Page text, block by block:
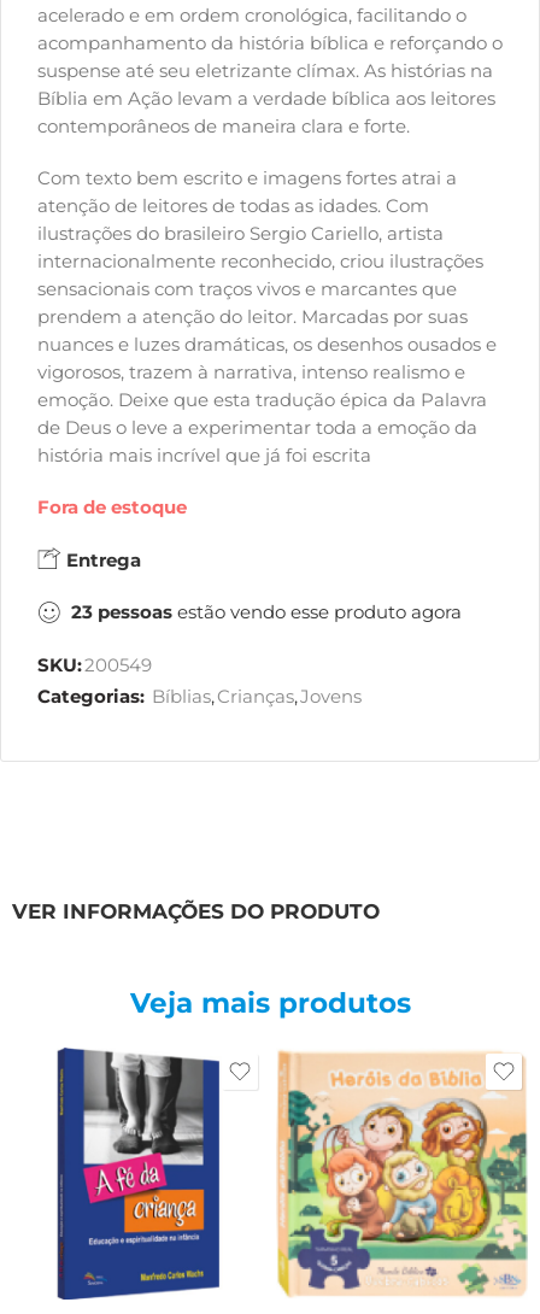
acelerado e em ordem cronológica, facilitando o
acompanhamento da história bíblica e reforçando o
suspense até seu eletrizante clímax. As histórias na
Bíblia em Ação levam a verdade bíblica aos leitores
contemporâneos de maneira clara e forte.
Com texto bem escrito e imagens fortes atrai a
atenção de leitores de todas as idades. Com
ilustrações do brasileiro Sergio Cariello, artista
internacionalmente reconhecido, criou ilustrações
sensacionais com traços vivos e marcantes que
prendem a atenção do leitor. Marcadas por suas
nuances e luzes dramáticas, os desenhos ousados e
vigorosos, trazem à narrativa, intenso realismo e
emoção. Deixe que esta tradução épica da Palavra
de Deus o leve a experimentar toda a emoção da
história mais incrível que já foi escrita
Fora de estoque
Entrega
23 pessoas estão vendo esse produto agora
SKU:200549
Categorias: Bíblias,Crianças,Jovens
VER INFORMAÇÕES DO PRODUTO
Veja mais produtos